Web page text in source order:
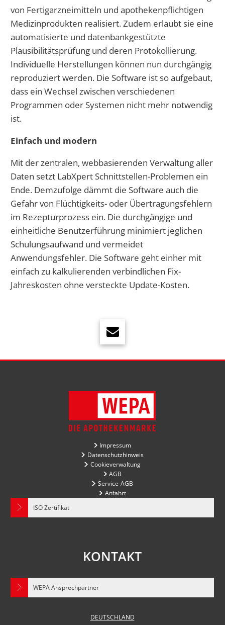
von Fertigarzneimitteln und apothekenpflichtigen
Medizinprodukten realisiert. Zudem erlaubt sie eine
automatisierte und datenbankgestützte
Plausibilitätsprüfung und deren Protokollierung.
Individuelle Herstellungen können nun durchgängig
reproduziert werden. Die Software ist so aufgebaut,
dass ein Wechsel zwischen verschiedenen
Programmen oder Systemen nicht mehr notwendig
ist.
Einfach und modern
Mit der zentralen, webbasierenden Verwaltung aller
Daten setzt LabXpert Schnittstellen-Problemen ein
Ende. Demzufolge dämmt die Software auch die
Gefahr von Flüchtigkeits- oder Übertragungsfehlern
im Rezepturprozess ein. Die durchgängige und
einheitliche Benutzerführung minimiert jeglichen
Schulungsaufwand und vermeidet
Anwendungsfehler. Die Software geht einher mit
einfach zu kalkulierenden verbindlichen Fix-
Jahreskosten ohne versteckte Update-Kosten.
Impressum
Datenschutzhinweis
Cookieverwaltung
AGB
Service-AGB
Anfahrt
ISO Zertifikat
KONTAKT
WEPA Ansprechpartner
DEUTSCHLAND